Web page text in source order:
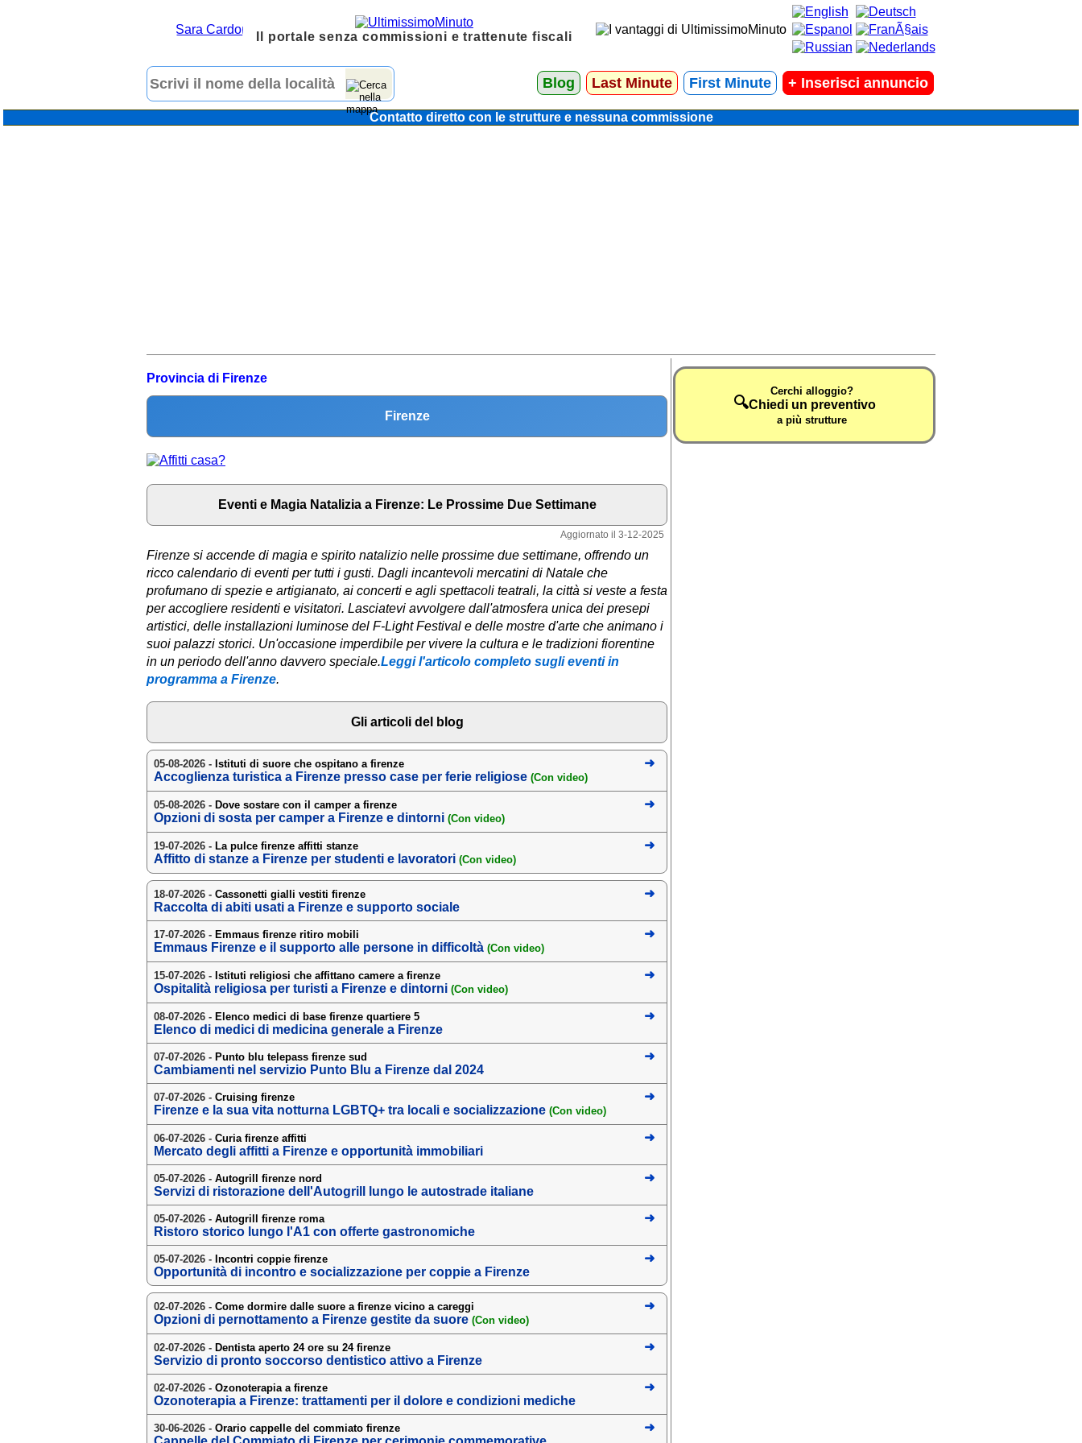
Il portale senza commissioni e trattenute fiscali
Blog Last Minute First Minute + Inserisci annuncio
Contatto diretto con le strutture e nessuna commissione
Provincia di Firenze
Firenze
Eventi e Magia Natalizia a Firenze: Le Prossime Due Settimane
Aggiornato il 3-12-2025
Firenze si accende di magia e spirito natalizio nelle prossime due settimane, offrendo un
ricco calendario di eventi per tutti i gusti. Dagli incantevoli mercatini di Natale che
profumano di spezie e artigianato, ai concerti e agli spettacoli teatrali, la città si veste a festa
per accogliere residenti e visitatori. Lasciatevi avvolgere dall'atmosfera unica dei presepi
artistici, delle installazioni luminose del F-Light Festival e delle mostre d'arte che animano i
suoi palazzi storici. Un'occasione imperdibile per vivere la cultura e le tradizioni fiorentine
in un periodo dell'anno davvero speciale.Leggi l'articolo completo sugli eventi in
programma a Firenze.
Gli articoli del blog
05-08-2026 - Istituti di suore che ospitano a firenze
Accoglienza turistica a Firenze presso case per ferie religiose (Con video)
05-08-2026 - Dove sostare con il camper a firenze
Opzioni di sosta per camper a Firenze e dintorni (Con video)
19-07-2026 - La pulce firenze affitti stanze
Affitto di stanze a Firenze per studenti e lavoratori (Con video)
18-07-2026 - Cassonetti gialli vestiti firenze
Raccolta di abiti usati a Firenze e supporto sociale
17-07-2026 - Emmaus firenze ritiro mobili
Emmaus Firenze e il supporto alle persone in difficoltà (Con video)
15-07-2026 - Istituti religiosi che affittano camere a firenze
Ospitalità religiosa per turisti a Firenze e dintorni (Con video)
08-07-2026 - Elenco medici di base firenze quartiere 5
Elenco di medici di medicina generale a Firenze
07-07-2026 - Punto blu telepass firenze sud
Cambiamenti nel servizio Punto Blu a Firenze dal 2024
07-07-2026 - Cruising firenze
Firenze e la sua vita notturna LGBTQ+ tra locali e socializzazione (Con video)
06-07-2026 - Curia firenze affitti
Mercato degli affitti a Firenze e opportunità immobiliari
05-07-2026 - Autogrill firenze nord
Servizi di ristorazione dell'Autogrill lungo le autostrade italiane
05-07-2026 - Autogrill firenze roma
Ristoro storico lungo l'A1 con offerte gastronomiche
05-07-2026 - Incontri coppie firenze
Opportunità di incontro e socializzazione per coppie a Firenze
02-07-2026 - Come dormire dalle suore a firenze vicino a careggi
Opzioni di pernottamento a Firenze gestite da suore (Con video)
02-07-2026 - Dentista aperto 24 ore su 24 firenze
Servizio di pronto soccorso dentistico attivo a Firenze
02-07-2026 - Ozonoterapia a firenze
Ozonoterapia a Firenze: trattamenti per il dolore e condizioni mediche
30-06-2026 - Orario cappelle del commiato firenze
🔍
Cerchi alloggio?
Chiedi un preventivo
a più strutture